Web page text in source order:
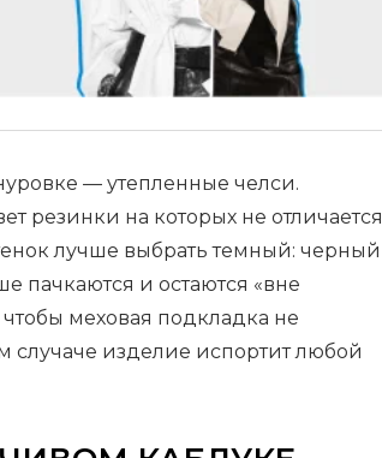
— утепленные челси.
резинки на которых не отличается
лучше выбрать темный: черный
пачкаются и остаются «вне
меховая подкладка не
изделие испортит любой